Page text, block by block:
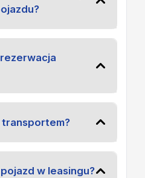
transportem?
w leasingu?